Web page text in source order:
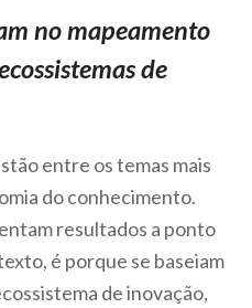
no mapeamento
de
entre os temas mais
do conhecimento.
resultados a ponto
é porque se baseiam
de inovação,